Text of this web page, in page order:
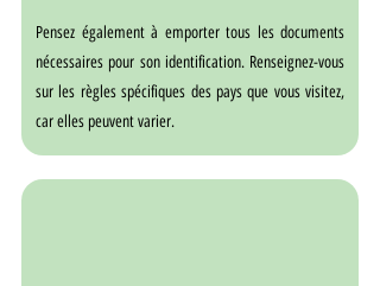
Pensez également à emporter tous les documents
nécessaires pour son identification. Renseignez-vous
sur les règles spécifiques des pays que vous visitez,
car elles peuvent varier.